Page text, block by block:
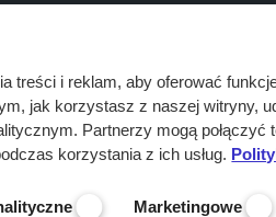
przetargów
przetargowe
cookies
treści i reklam, aby oferować
jak korzystasz z naszej witryny,
Partnerzy mogą połączyć
korzystania z ich usług.
Marketingowe